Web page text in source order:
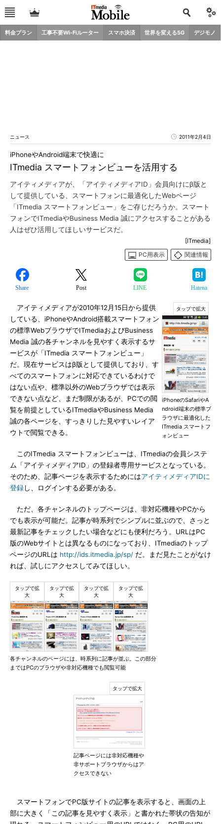
料金プラン 工事不要Wi-Fiルーター スマホ決済 世界を変える5G デジモノ
ニュース 2011年2月4日
ITmedia スマートフォンビューを活用する
iPhoneやAndroid端末で快適に
アイティメディアが、「アイティメディアID」会員向けにβ版と
して提供している、スマートフォンに最適化したWebページ
「ITmedia スマートフォンビュー」をご存じだろうか。スマート
フォンでITmediaやBusiness Media 誠にアクセスすることがある
人はぜひ活用してほしいサービスだ。
[ITmedia]
PC用表示
関連情報
Share Post LINE Hatena
iPhoneのSafariやA
ndroid端末の標準ブ
ラウザに最適化した
ITmedia スマートフ
ォンビュー
アイティメディアが2010年12月15日から提供
している、iPhoneやAndroid搭載スマートフォン
の標準WebブラウザでITmediaおよびBusiness
Media 誠の各チャンネルを見やすく表示するサ
ービスが「ITmedia スマートフォンビュー」
だ。現在サービスはβ版として提供しており、す
べてのスマートフォンに対応できているわけで
はない点や、標準以外のWebブラウザでは表示
できない点など、まだ制限があるが、PCでの閲
覧を前提としているITmediaやBusiness Media
誠の各ページを、すっきりした見やすいレイア
ウトで閲覧できる。
このITmedia スマートフォンビューは、ITmediaの会員システ
ム「アイティメディアID」の登録者専用サービスとなっている。
そのため、記事ページを表示するためにはアイティメディアIDに
登録し、ログインする必要がある。
ただ、各チャンネルのトップページは、非対応機種やPCから
でも表示が可能だ。記事が時系列でシンプルに並ぶので、さっと
最新記事をチェックしたい場合などにも便利だろう。URLはPC
版のWebサイトとは異なるものになっており、ITmediaのトップ
ページのURLは http://ids.itmedia.jp/sp/ だ。まだ見たことがなけ
れば、試しにアクセスしてみてほしい。
各チャンネルのページには、時系列に記事が並ぶ。この部分
まではPCのブラウザや非対応機種でも閲覧可能
記事ページには非対応機種や
非サポートブラウザからはア
クセスできない
スマートフォンでPC版サイトの記事を表示すると、画面の上
部に大きく「この記事を見やすく表示」と書かれた帯状の告知が